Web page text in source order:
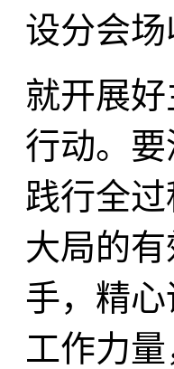
设分会场
就开展
行动。
践行全
大局的
手，精
工作力